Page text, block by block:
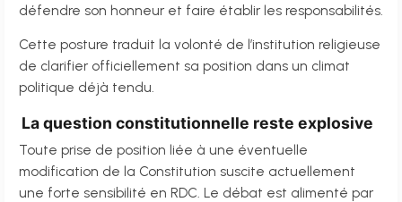
défendre son honneur et faire établir les responsabilités.
Cette posture traduit la volonté de l’institution religieuse
de clarifier officiellement sa position dans un climat
politique déjà tendu.
La question constitutionnelle reste explosive
Toute prise de position liée à une éventuelle
modification de la Constitution suscite actuellement
une forte sensibilité en RDC. Le débat est alimenté par